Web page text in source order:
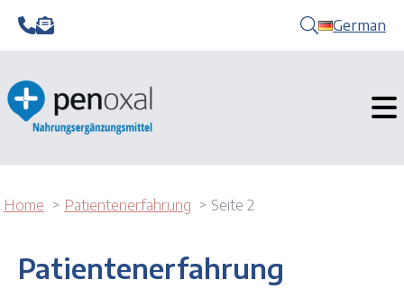
German
Home Patientenerfahrung Seite 2
Patientenerfahrung